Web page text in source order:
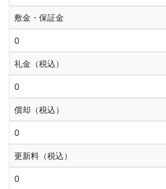
敷金・保証金
0
礼金（税込）
0
償却（税込）
0
更新料（税込）
0